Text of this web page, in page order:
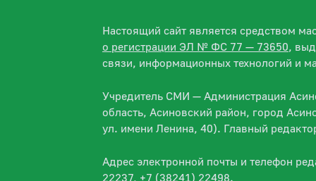
Настоящий сайт является средством
о регистрации ЭЛ № ФС 77 — 73650,
связи, информационных технологий и
Учредитель СМИ — Администрация
область, Асиновский район, город
ул. имени Ленина, 40). Главный
Адрес электронной почты и телефон
22237, +7 (38241) 22498.